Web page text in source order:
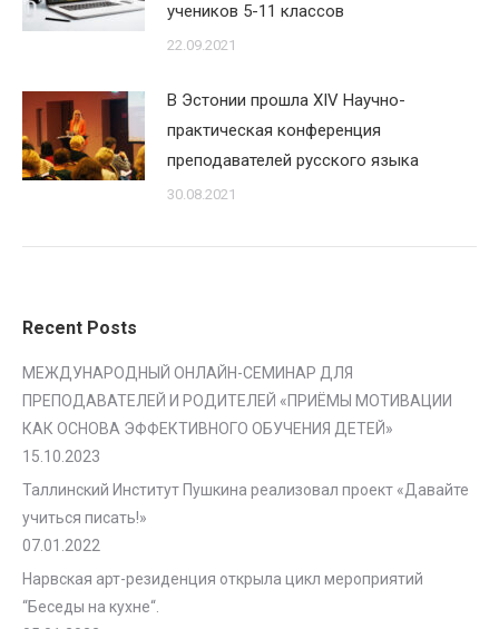
учеников 5-11 классов
22.09.2021
В Эстонии прошла XIV Научно-
практическая конференция
преподавателей русского языка
30.08.2021
Recent Posts
МЕЖДУНАРОДНЫЙ ОНЛАЙН-СЕМИНАР ДЛЯ
ПРЕПОДАВАТЕЛЕЙ И РОДИТЕЛЕЙ «ПРИЁМЫ МОТИВАЦИИ
КАК ОСНОВА ЭФФЕКТИВНОГО ОБУЧЕНИЯ ДЕТЕЙ»
15.10.2023
Таллинский Институт Пушкина реализовал проект «Давайте
учиться писать!»
07.01.2022
Нарвская арт-резиденция открыла цикл мероприятий
“Беседы на кухне“.